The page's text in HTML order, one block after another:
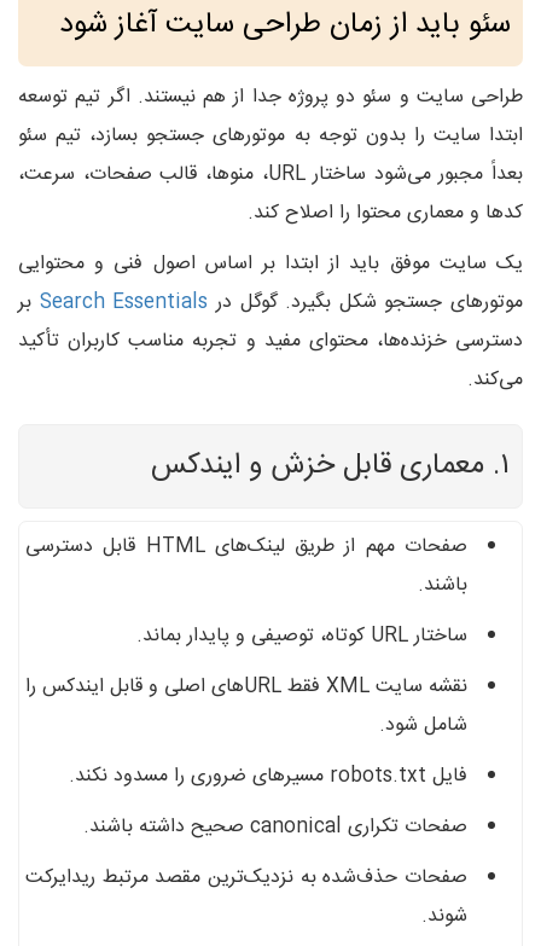
سئو باید از زمان طراحی سایت آغاز شود
طراحی سایت و سئو دو پروژه جدا از هم نیستند. اگر تیم توسعه
ابتدا سایت را بدون توجه به موتورهای جستجو بسازد، تیم سئو
بعداً مجبور می‌شود ساختار URL، منوها، قالب صفحات، سرعت،
کدها و معماری محتوا را اصلاح کند.
یک سایت موفق باید از ابتدا بر اساس اصول فنی و محتوایی
موتورهای جستجو شکل بگیرد. گوگل در Search Essentials بر
دسترسی خزنده‌ها، محتوای مفید و تجربه مناسب کاربران تأکید
می‌کند.
۱. معماری قابل خزش و ایندکس
صفحات مهم از طریق لینک‌های HTML قابل دسترسی
باشند.
ساختار URL کوتاه، توصیفی و پایدار بماند.
نقشه سایت XML فقط URLهای اصلی و قابل ایندکس را
شامل شود.
فایل robots.txt مسیرهای ضروری را مسدود نکند.
صفحات تکراری canonical صحیح داشته باشند.
صفحات حذف‌شده به نزدیک‌ترین مقصد مرتبط ریدایرکت
شوند.